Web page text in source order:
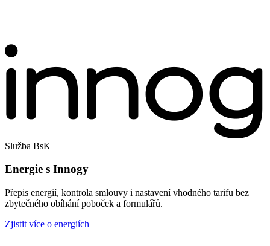
Služba BsK
Energie s Innogy
Přepis energií, kontrola smlouvy i nastavení vhodného tarifu bez
zbytečného obíhání poboček a formulářů.
Zjistit více o energiích